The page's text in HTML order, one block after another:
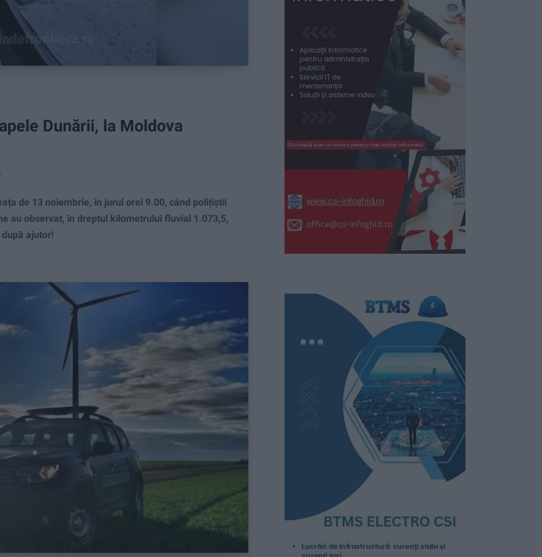
Dunării, la Moldova
de 13 noiembrie, în jurul orei 9.00, când polițiștii
au observat, în dreptul kilometrului fluvial 1.073,5,
ajutor!